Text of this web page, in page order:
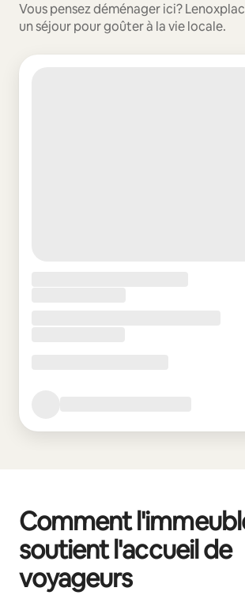
Vous pensez déménager ici?
un séjour pour goûter à la vie locale.
Comment
soutient l'accueil de
voyageurs